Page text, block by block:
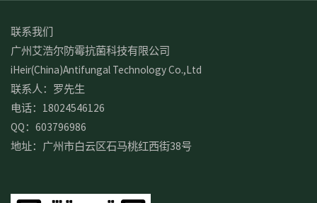
联系我们
广州艾浩尔防霉抗菌科技有限公司
iHeir(China)Antifungal Technology Co.,Ltd
联系人：罗先生
电话：18024546126
QQ：603796986
地址：广州市白云区石马桃红西街38号